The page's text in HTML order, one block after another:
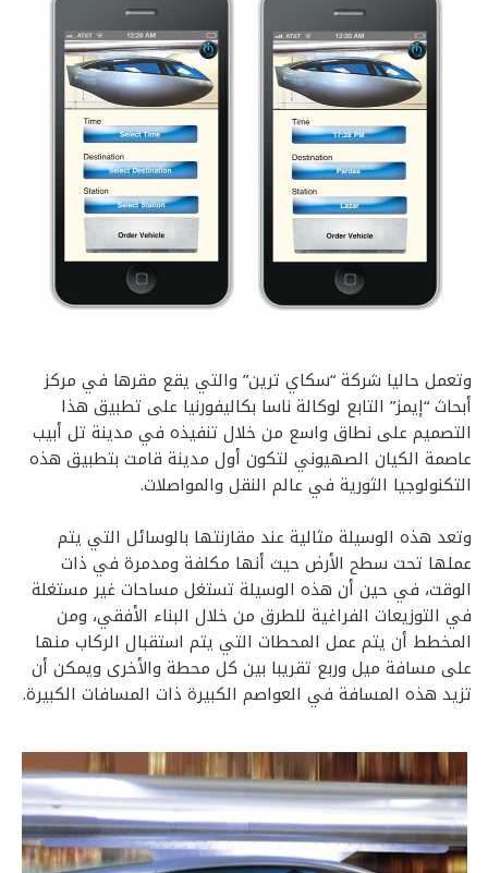
وتعمل حاليا شركة “سكاي ترين” والتي يقع مقرها في مركز
أبحاث “إيمز” التابع لوكالة ناسا بكاليفورنيا على تطبيق هذا
التصميم على نطاق واسع من خلال تنفيذه في مدينة تل أبيب
عاصمة الكيان الصهيوني لتكون أول مدينة قامت بتطبيق هذه
التكنولوجيا الثورية في عالم النقل والمواصلات.
وتعد هذه الوسيلة مثالية عند مقارنتها بالوسائل التي يتم
عملها تحت سطح الأرض حيث أنها مكلفة ومدمرة في ذات
الوقت، في حين أن هذه الوسيلة تستغل مساحات غير مستغلة
في التوزيعات الفراغية للطرق من خلال البناء الأفقي، ومن
المخطط أن يتم عمل المحطات التي يتم استقبال الركاب منها
على مسافة ميل وربع تقريبا بين كل محطة والأخرى ويمكن أن
تزيد هذه المسافة في العواصم الكبيرة ذات المسافات الكبيرة.